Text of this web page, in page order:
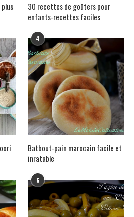
30 recettes de goûters pour
enfants-recettes faciles
4
Batbout-pain marocain facile et
inratable
6